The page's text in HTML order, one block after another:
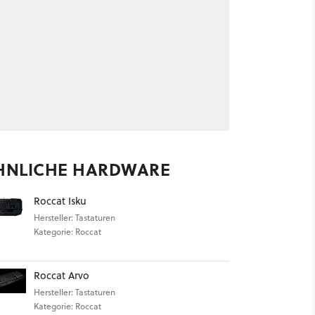
HARDWARE
Roccat Isku
Hersteller: Tastaturen
Kategorie: Roccat
Roccat Arvo
Hersteller: Tastaturen
Kategorie: Roccat